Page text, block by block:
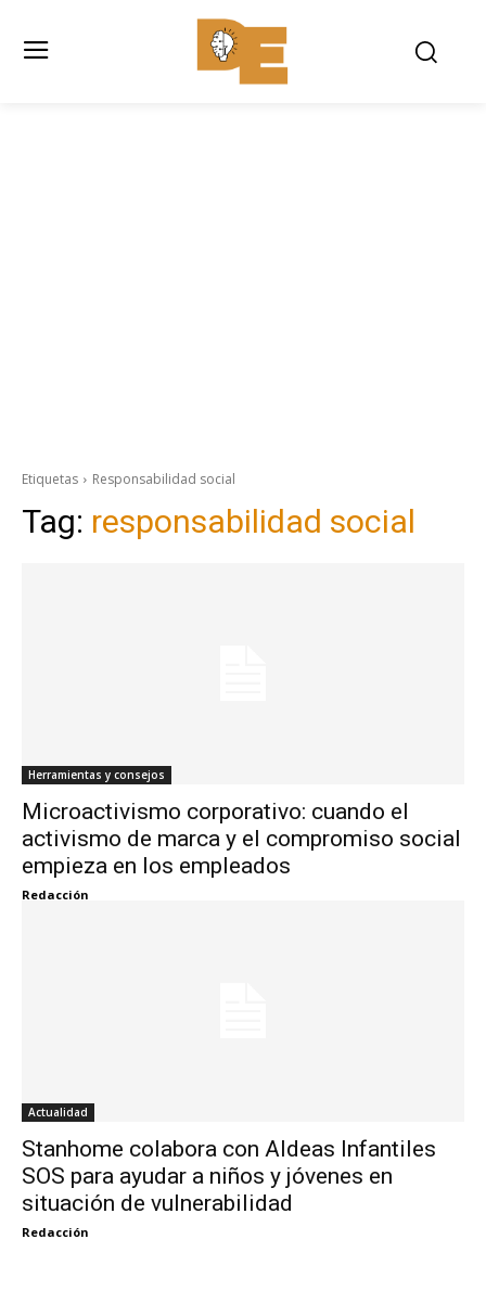
Etiquetas Responsabilidad social
Tag: responsabilidad social
Herramientas y consejos
Microactivismo corporativo: cuando el
activismo de marca y el compromiso social
empieza en los empleados
Redacción
Actualidad
Stanhome colabora con Aldeas Infantiles
SOS para ayudar a niños y jóvenes en
situación de vulnerabilidad
Redacción